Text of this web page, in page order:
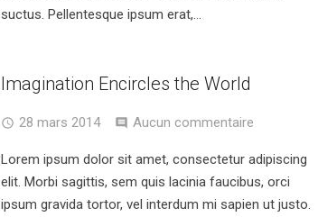
suctus. Pellentesque ipsum erat,…
Imagination Encircles the World
28 mars 2014 Aucun commentaire
Lorem ipsum dolor sit amet, consectetur adipiscing
elit. Morbi sagittis, sem quis lacinia faucibus, orci
ipsum gravida tortor, vel interdum mi sapien ut justo.